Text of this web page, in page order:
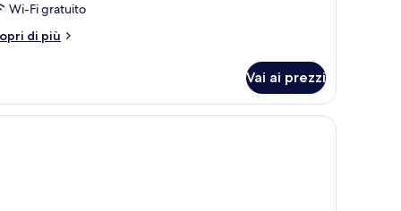
Wi-Fi gratuito
di più
Vai ai prezzi